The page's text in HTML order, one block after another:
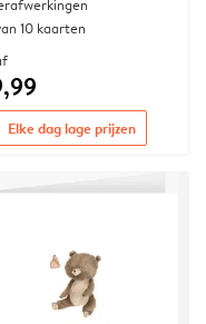
10 kaarten
Elke dag lage prijzen